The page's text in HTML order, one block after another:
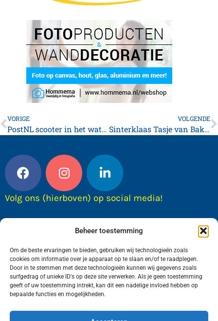
Beheer toestemming
Om de beste ervaringen te bieden, gebruiken wij technologieën zoals
cookies om informatie over je apparaat op te slaan en/of te raadplegen.
Door in te stemmen met deze technologieën kunnen wij gegevens zoals
surfgedrag of unieke ID's op deze site verwerken. Als je geen toestemming
geeft of uw toestemming intrekt, kan dit een nadelige invloed hebben op
bepaalde functies en mogelijkheden.
VORIGE
PostNL scooter in het water aangetroffen bij Ingelum
VOLGENDE
Sinterklaas Tasje van Bakkerij Siesling
Volg ons (hierboven) op social media!
Wij van FranekerActueel.nl verzorgen het nieuws
in de Gemeente Waadhoeke. Met als hoofdplaats